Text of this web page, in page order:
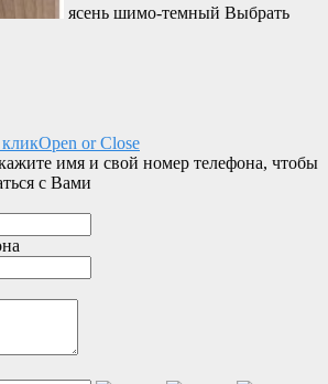
ясень шимо-темный Выбрать
Open or Close
имя и свой номер телефона, чтобы
с Вами